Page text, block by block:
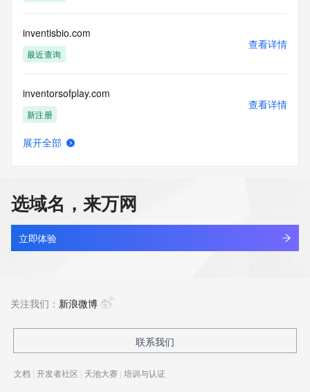
inventisbio.com
最近查询
查看详情
inventorsofplay.com
新注册
查看详情
inventronicsglobal.com
最近查询
查看详情
新注册
展开全部
选域名，来万网
立即体验
关注我们： 新浪微博
联系我们
文档 | 开发者社区 | 天池大赛 | 培训与认证